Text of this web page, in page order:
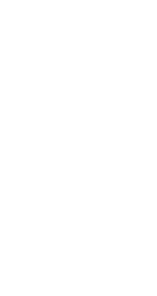
灵、参
神力，被选中成为神秘至强功法万
的秘宝
能工作室出品，爱奇艺全网独播，